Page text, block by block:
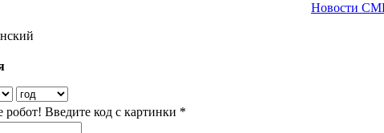
Введите код с картинки *
Новости